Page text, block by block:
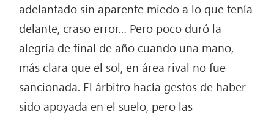
adelantado sin aparente miedo a lo que tenía
delante, craso error… Pero poco duró la
alegría de final de año cuando una mano,
más clara que el sol, en área rival no fue
sancionada. El árbitro hacía gestos de haber
sido apoyada en el suelo, pero las